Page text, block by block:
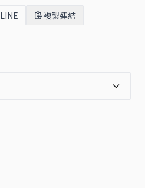
LINE 複製連結